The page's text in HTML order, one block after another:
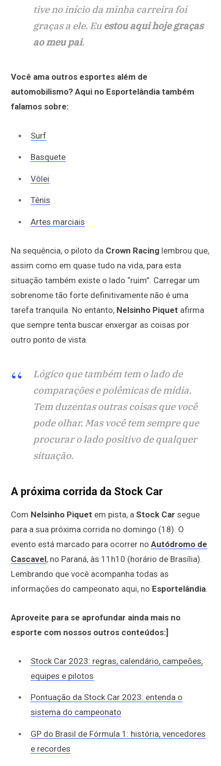
tive no início da minha carreira foi
graças a ele. Eu estou aqui hoje graças
ao meu pai.
Você ama outros esportes além de
automobilismo? Aqui no Esportelândia também
falamos sobre:
Surf
Basquete
Vôlei
Tênis
Artes marciais
Na sequência, o piloto da Crown Racing lembrou que,
assim como em quase tudo na vida, para esta
situação também existe o lado “ruim”. Carregar um
sobrenome tão forte definitivamente não é uma
tarefa tranquila. No entanto, Nelsinho Piquet afirma
que sempre tenta buscar enxergar as coisas por
outro ponto de vista.
Lógico que também tem o lado de
comparações e polêmicas de mídia.
Tem duzentas outras coisas que você
pode olhar. Mas você tem sempre que
procurar o lado positivo de qualquer
situação.
A próxima corrida da Stock Car
Com Nelsinho Piquet em pista, a Stock Car segue
para a sua próxima corrida no domingo (18). O
evento está marcado para ocorrer no Autódromo de
Cascavel, no Paraná, às 11h10 (horário de Brasília).
Lembrando que você acompanha todas as
informações do campeonato aqui, no Esportelândia.
Aproveite para se aprofundar ainda mais no
esporte com nossos outros conteúdos:]
Stock Car 2023: regras, calendário, campeões,
equipes e pilotos
Pontuação da Stock Car 2023: entenda o
sistema do campeonato
GP do Brasil de Fórmula 1: história, vencedores
e recordes